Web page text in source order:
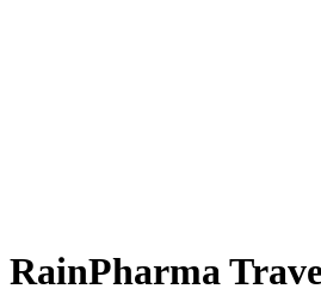
RainPharma